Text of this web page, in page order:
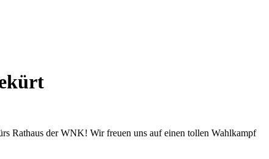
Rathaus der WNK! Wir freuen uns auf einen tollen Wahlkampf